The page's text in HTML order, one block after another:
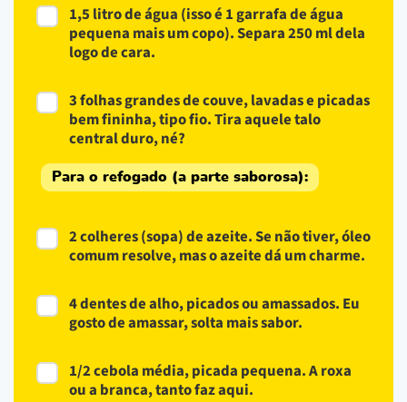
1,5 litro de água (isso é 1 garrafa de água
pequena mais um copo). Separa 250 ml dela
logo de cara.
3 folhas grandes de couve, lavadas e picadas
bem fininha, tipo fio. Tira aquele talo
central duro, né?
Para o refogado (a parte saborosa):
2 colheres (sopa) de azeite. Se não tiver, óleo
comum resolve, mas o azeite dá um charme.
4 dentes de alho, picados ou amassados. Eu
gosto de amassar, solta mais sabor.
1/2 cebola média, picada pequena. A roxa
ou a branca, tanto faz aqui.